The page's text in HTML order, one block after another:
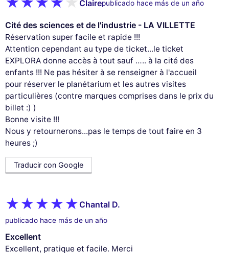
Clairepublicado hace más de un año
Cité des sciences et de l'industrie - LA VILLETTE
Réservation super facile et rapide !!!
Attention cependant au type de ticket...le ticket
EXPLORA donne accès à tout sauf ….. à la cité des
enfants !!! Ne pas hésiter à se renseigner à l'accueil
pour réserver le planétarium et les autres visites
particulières (contre marques comprises dans le prix du
billet :) )
Bonne visite !!!
Nous y retournerons...pas le temps de tout faire en 3
heures ;)
Traducir con Google
Chantal D.
publicado hace más de un año
Excellent
Excellent, pratique et facile. Merci